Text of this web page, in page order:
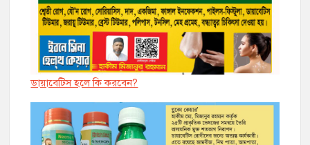
ডায়াবেট্সি হলে কি করবেন?